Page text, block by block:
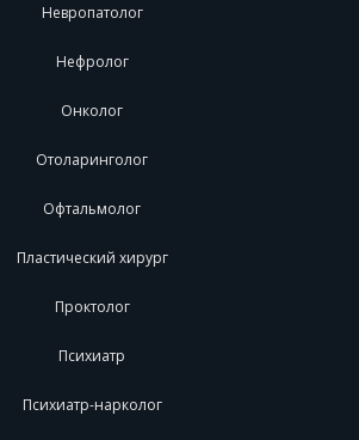
Невропатолог
Нефролог
Онколог
Отоларинголог
Офтальмолог
Пластический хирург
Проктолог
Психиатр
Психиатр-нарколог